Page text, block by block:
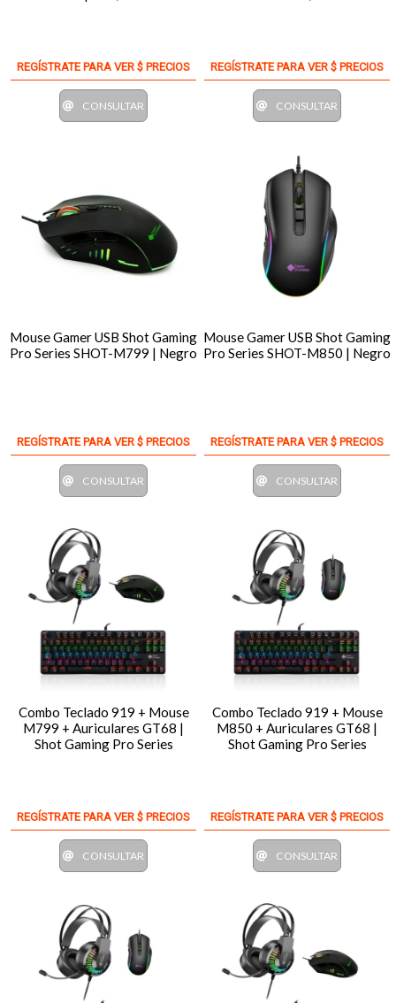
REGÍSTRATE PARA VER $ PRECIOS
CONSULTAR
REGÍSTRATE PARA VER $ PRECIOS
CONSULTAR
Mouse Gamer USB Shot Gaming
Pro Series SHOT-M799 | Negro
REGÍSTRATE PARA VER $ PRECIOS
CONSULTAR
Mouse Gamer USB Shot Gaming
Pro Series SHOT-M850 | Negro
REGÍSTRATE PARA VER $ PRECIOS
CONSULTAR
Combo Teclado 919 + Mouse
M799 + Auriculares GT68 |
Shot Gaming Pro Series
REGÍSTRATE PARA VER $ PRECIOS
CONSULTAR
Combo Teclado 919 + Mouse
M850 + Auriculares GT68 |
Shot Gaming Pro Series
REGÍSTRATE PARA VER $ PRECIOS
CONSULTAR